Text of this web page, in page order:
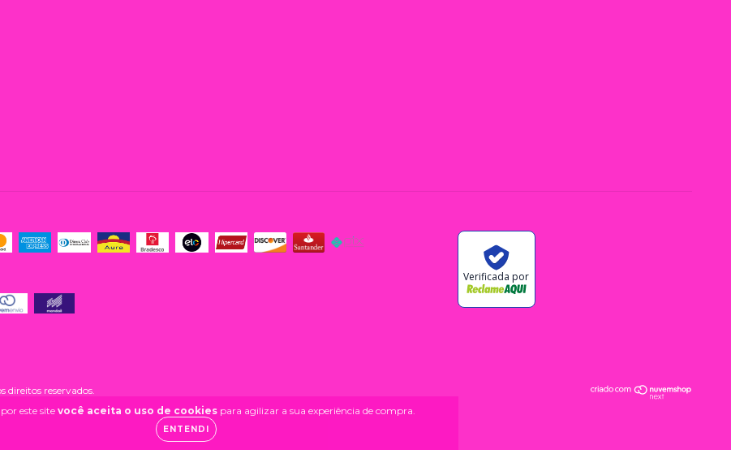
este sitevocê aceita o uso de cookiespara agilizar a sua experiência de compra.
ENTENDI
Verificada por
direitos reservados.